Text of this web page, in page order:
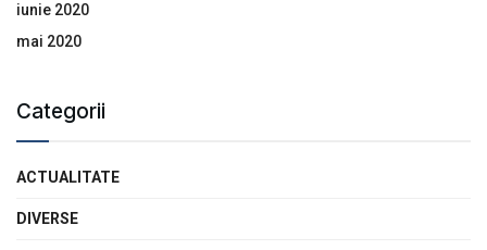
iunie 2020
mai 2020
Categorii
ACTUALITATE
DIVERSE